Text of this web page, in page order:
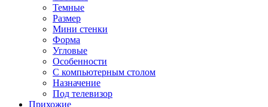
Темные
Размер
Мини стенки
Форма
Угловые
Особенности
С компьютерным столом
Назначение
Под телевизор
Прихожие